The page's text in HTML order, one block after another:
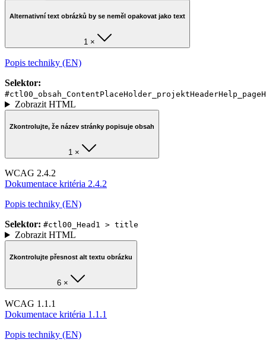
Alternativní text obrázků by se neměl opakovat jako text
1 ×
Popis techniky (EN)
Selektor:
Zobrazit HTML
Zkontrolujte, že název stránky popisuje obsah
1 ×
WCAG 2.4.2
Dokumentace kritéria 2.4.2
Popis techniky (EN)
Selektor: #ctl00_Head1 > title
Zobrazit HTML
Zkontrolujte přesnost alt textu obrázku
6 ×
WCAG 1.1.1
Dokumentace kritéria 1.1.1
Popis techniky (EN)